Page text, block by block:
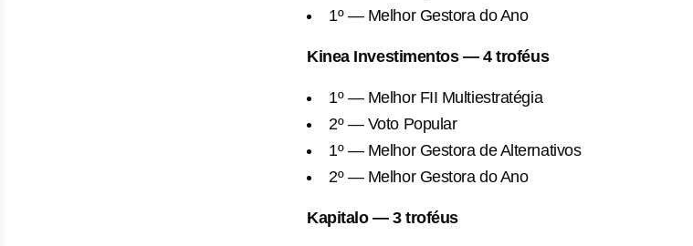
1º — Melhor Gestora do Ano
Kinea Investimentos — 4 troféus
1º — Melhor FII Multiestratégia
2º — Voto Popular
1º — Melhor Gestora de Alternativos
2º — Melhor Gestora do Ano
Kapitalo — 3 troféus